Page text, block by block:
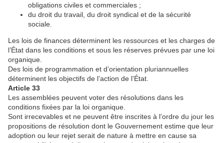
obligations civiles et commerciales ;
du droit du travail, du droit syndical et de la sécurité
sociale.
Les lois de finances déterminent les ressources et les charges de
l’État dans les conditions et sous les réserves prévues par une loi
organique.
Des lois de programmation et d’orientation pluriannuelles
déterminent les objectifs de l’action de l’État.
Article 33
Les assemblées peuvent voter des résolutions dans les
conditions fixées par la loi organique.
Sont irrecevables et ne peuvent être inscrites à l’ordre du jour les
propositions de résolution dont le Gouvernement estime que leur
adoption ou leur rejet serait de nature à mettre en cause sa